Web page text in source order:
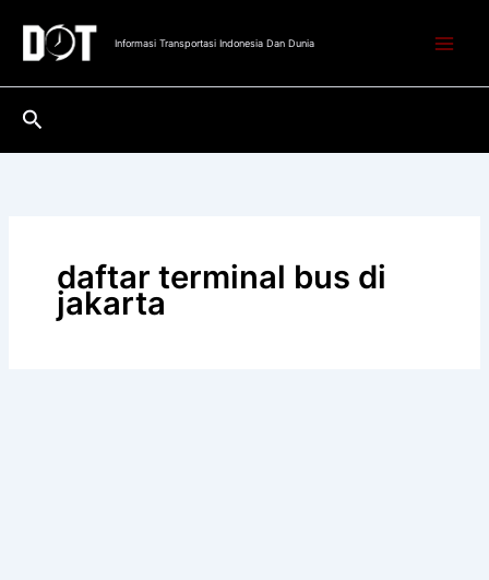
konten
Informasi Transportasi Indonesia Dan Dunia
Cari
daftar terminal bus di
jakarta